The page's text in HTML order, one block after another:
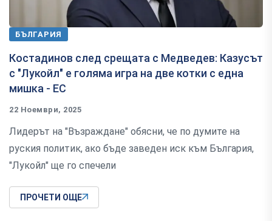
БЪЛГАРИЯ
Костадинов след срещата с Медведев: Казусът
с "Лукойл" е голяма игра на две котки с една
мишка - ЕС
22 Ноември, 2025
Лидерът на "Възраждане" обясни, че по думите на
руския политик, ако бъде заведен иск към България,
"Лукойл" ще го спечели
ПРОЧЕТИ ОЩЕ